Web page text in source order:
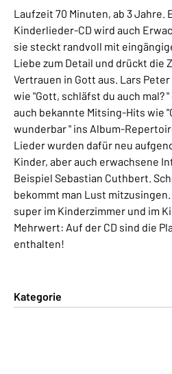
Laufzeit 70 Minuten, ab 3 Jahre.
Kinderlieder-CD wird auch
sie steckt randvoll mit
Liebe zum Detail und drückt die
Vertrauen in Gott aus. Lars
wie "Gott, schläfst du auch mal?
auch bekannte Mitsing-Hits wie
wunderbar " ins Album-
Lieder wurden dafür neu
Kinder, aber auch erwachsene
Beispiel Sebastian Cuthbert.
bekommt man Lust
super im Kinderzimmer und im
Mehrwert: Auf der CD sind die
enthalten!
Kategorie